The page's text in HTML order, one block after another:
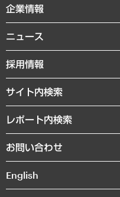
共生・ダイバーシティ
GRC（ガバナンス・リスク・コン
経済・産業・雇用・労働
まちづくり・観光・交通・スポーツ
自然資源・農林水産業・食料シス
コラム
経営用語集
受託・受注実績（官公庁関連）
メディア掲載・出演
セミナー・イベント情報
MUFGビジネスセミナー
受託案件情報
企業情報
私たちの想い
社長メッセージ
会社概要
沿革
組織図・本部部室紹介
インドネシア現地法人
ニュース
ニュースリリース
お知らせ
採用情報
サイト内検索
レポート内検索
お問い合わせ
English